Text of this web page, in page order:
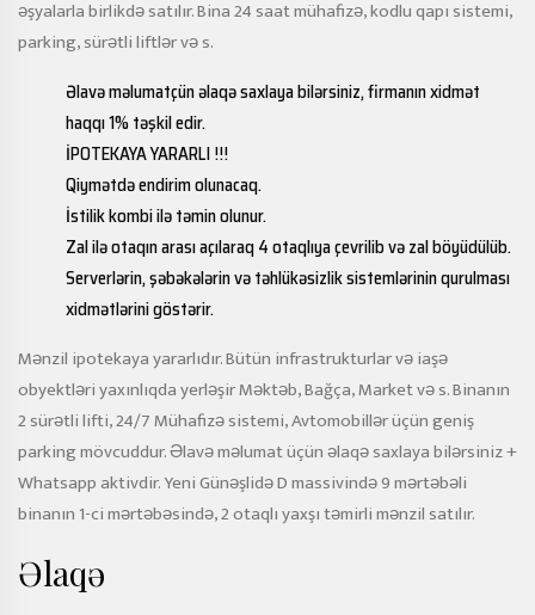
əşyalarla birlikdə satılır. Bina 24 saat mühafizə, kodlu qapı sistemi,
parking, sürətli liftlər və s.
Əlavə məlumatçün əlaqə saxlaya bilərsiniz, firmanın xidmət
haqqı 1% təşkil edir.
İPOTEKAYA YARARLI !!!
Qiymətdə endirim olunacaq.
İstilik kombi ilə təmin olunur.
Zal ilə otaqın arası açılaraq 4 otaqlıya çevrilib və zal böyüdülüb.
Serverlərin, şəbəkələrin və təhlükəsizlik sistemlərinin qurulması
xidmətlərini göstərir.
Mənzil ipotekaya yararlıdır. Bütün infrastrukturlar və iaşə
obyektləri yaxınlıqda yerləşir Məktəb, Bağça, Market və s. Binanın
2 sürətli lifti, 24/7 Mühafizə sistemi, Avtomobillər üçün geniş
parking mövcuddur. Əlavə məlumat üçün əlaqə saxlaya bilərsiniz +
Whatsapp aktivdir. Yeni Günəşlidə D massivində 9 mərtəbəli
binanın 1-ci mərtəbəsində, 2 otaqlı yaxşı təmirli mənzil satılır.
Əlaqə